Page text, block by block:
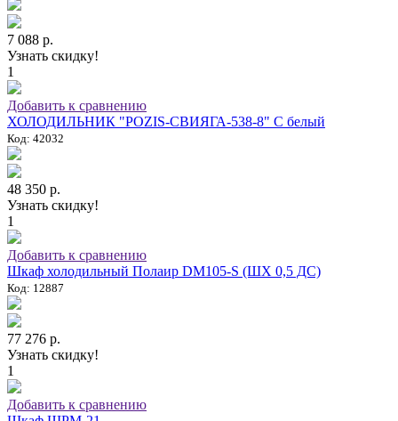
7 088 р.
Узнать скидку!
1
Добавить к сравнению
ХОЛОДИЛЬНИК "POZIS-СВИЯГА-538-8" C белый
Код: 42032
48 350 р.
Узнать скидку!
1
Добавить к сравнению
Шкаф холодильный Полаир DM105-S (ШХ 0,5 ДС)
Код: 12887
77 276 р.
Узнать скидку!
1
Добавить к сравнению